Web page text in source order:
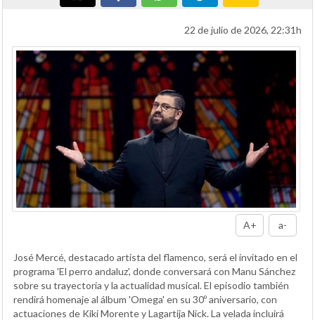
22 de julio de 2026, 22:31h
A+ a-
José Mercé, destacado artista del flamenco, será el invitado en el
programa 'El perro andaluz', donde conversará con Manu Sánchez
sobre su trayectoria y la actualidad musical. El episodio también
rendirá homenaje al álbum 'Omega' en su 30º aniversario, con
actuaciones de Kiki Morente y Lagartija Nick. La velada incluirá